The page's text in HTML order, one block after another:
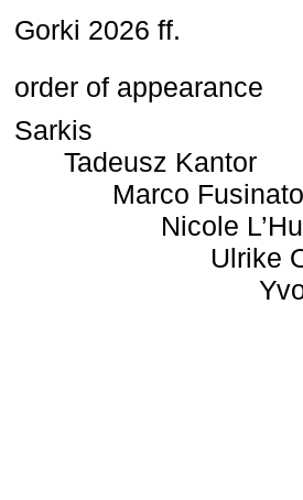
Gorki 2026 ff.
order of appearance
Sarkis
Tadeusz Kantor
Marco Fusinato
Nicole
Ulrike